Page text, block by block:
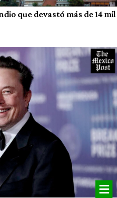
que devastó más de 14 mil